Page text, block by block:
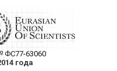
Ученых —
63060
года